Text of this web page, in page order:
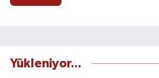
Yükleniyor...